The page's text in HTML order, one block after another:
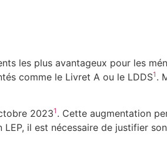
les plus avantageux pour les
comme le Livret A ou le LDDS1 .
20231 . Cette augmentation
il est nécessaire de justifier son